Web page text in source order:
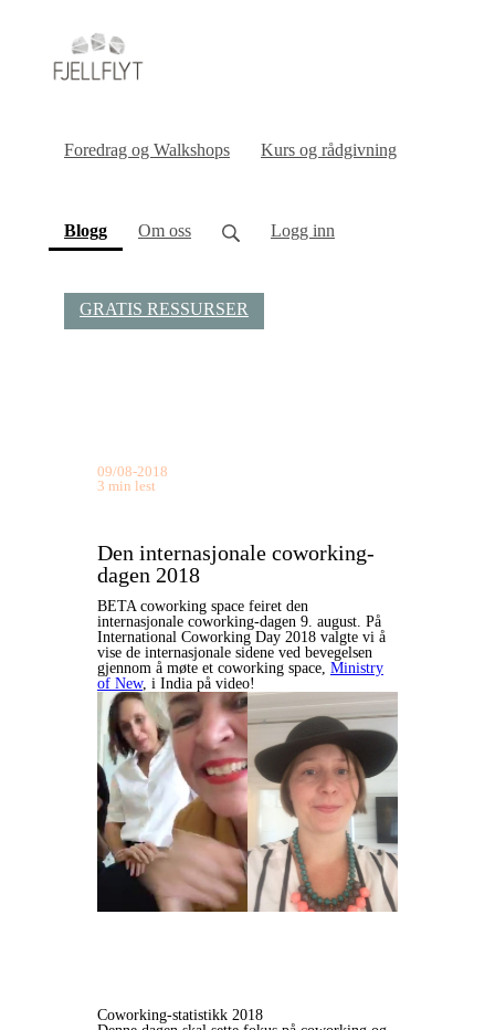
Foredrag og Walkshops Kurs og rådgivning
Blogg(current)
Om oss Logg inn
GRATIS RESSURSER
09/08-2018
3 min lest
Den internasjonale coworking-
dagen 2018
BETA coworking space feiret den
internasjonale coworking-dagen 9. august. På
International Coworking Day 2018 valgte vi å
vise de internasjonale sidene ved bevegelsen
gjennom å møte et coworking space, Ministry
of New, i India på video!
Coworking-statistikk 2018